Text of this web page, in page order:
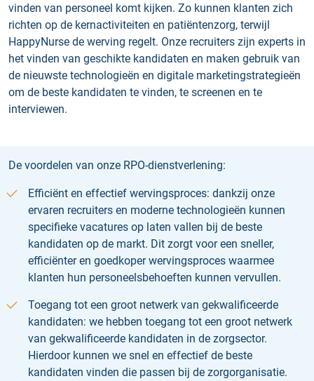
vinden van personeel komt kijken. Zo kunnen klanten zich
richten op de kernactiviteiten en patiëntenzorg, terwijl
HappyNurse de werving regelt. Onze recruiters zijn experts in
het vinden van geschikte kandidaten en maken gebruik van
de nieuwste technologieën en digitale marketingstrategieën
om de beste kandidaten te vinden, te screenen en te
interviewen.
De voordelen van onze RPO-dienstverlening:
Efficiënt en effectief wervingsproces: dankzij onze
ervaren recruiters en moderne technologieën kunnen
specifieke vacatures op laten vallen bij de beste
kandidaten op de markt. Dit zorgt voor een sneller,
efficiënter en goedkoper wervingsproces waarmee
klanten hun personeelsbehoeften kunnen vervullen.
Toegang tot een groot netwerk van gekwalificeerde
kandidaten: we hebben toegang tot een groot netwerk
van gekwalificeerde kandidaten in de zorgsector.
Hierdoor kunnen we snel en effectief de beste
kandidaten vinden die passen bij de zorgorganisatie.